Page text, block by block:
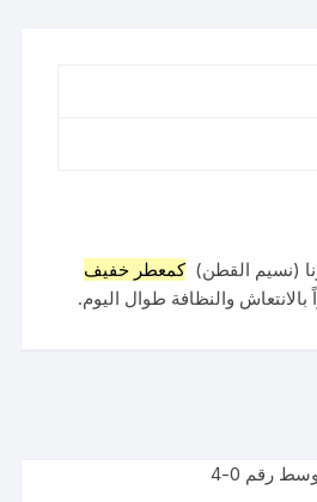
(نسيم القطن)كمعطر خفيف
والنظافة طوال اليوم.